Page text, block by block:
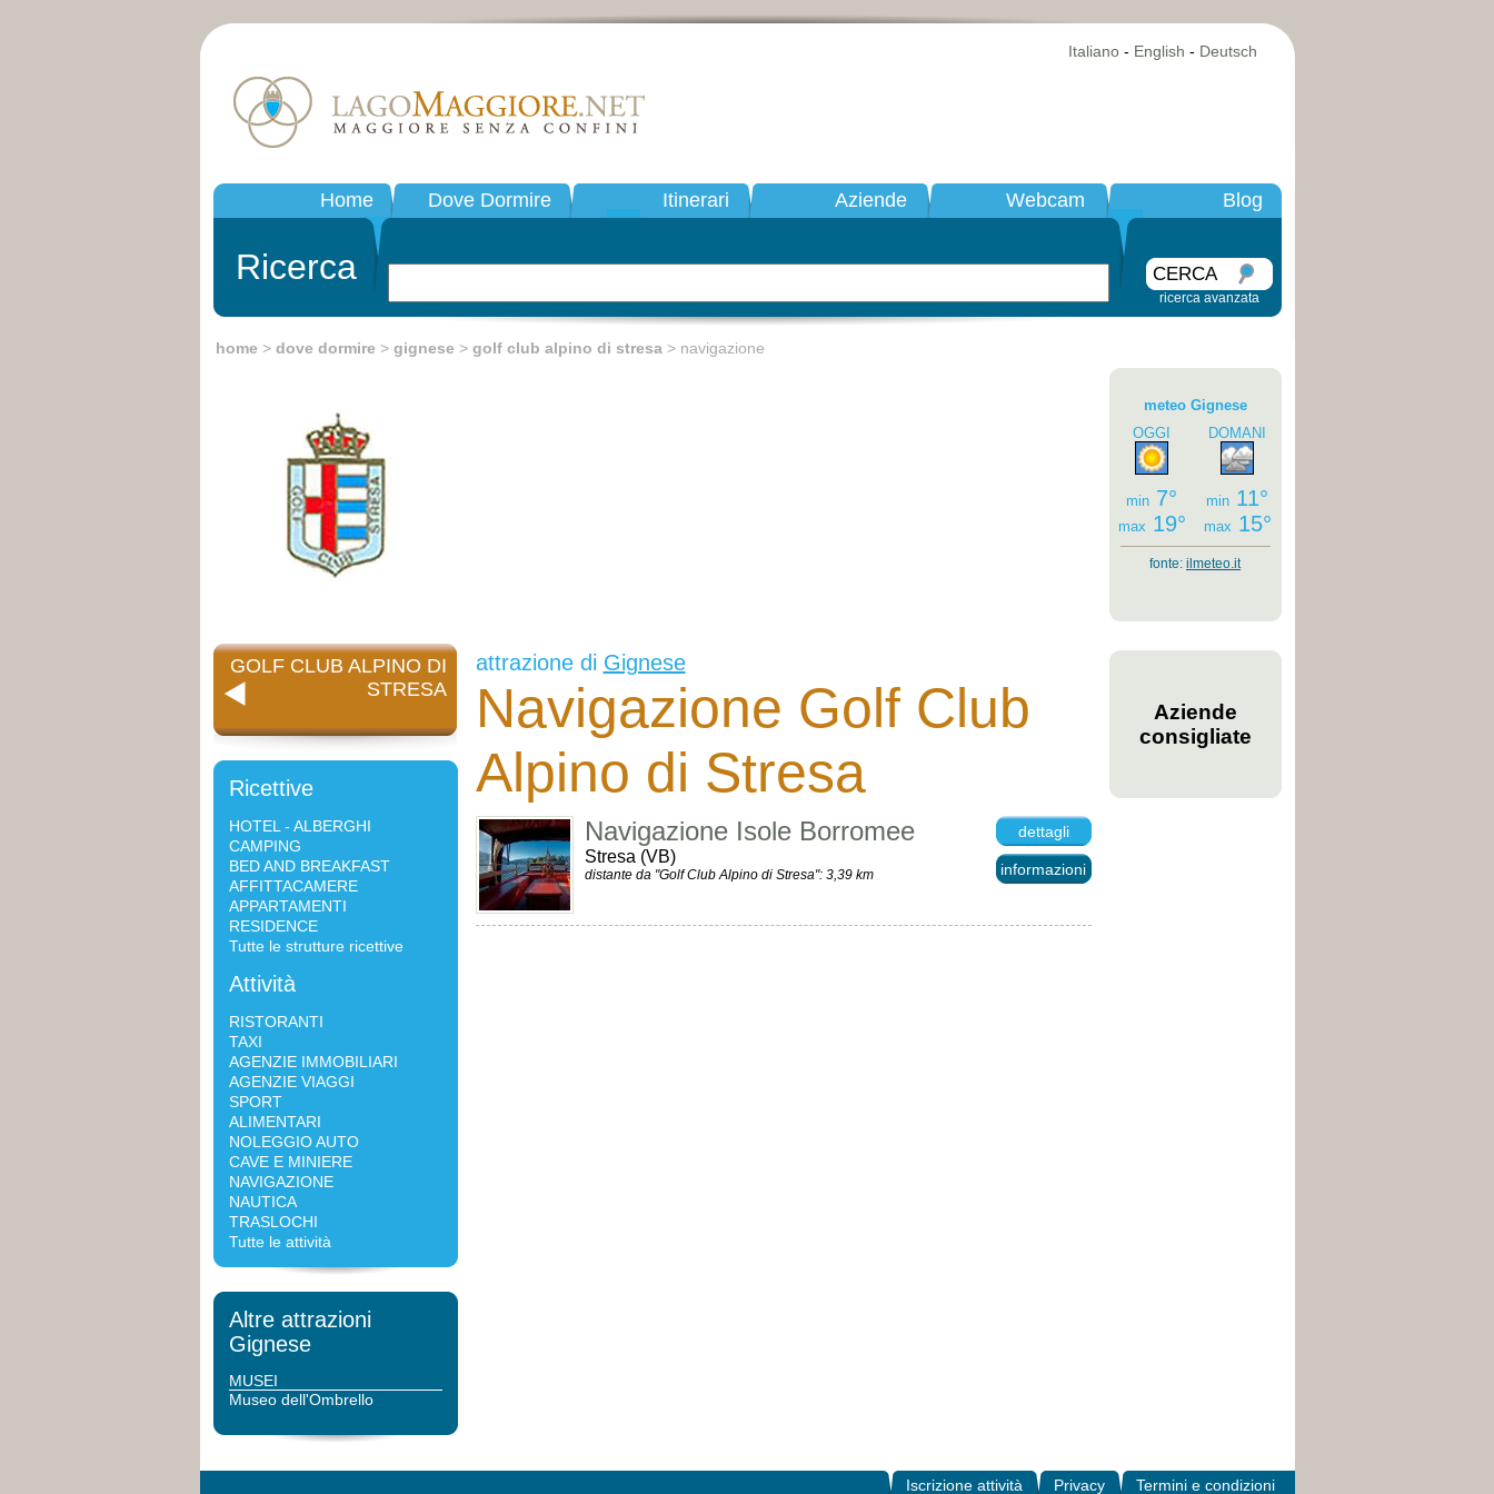
Italiano- English - Deutsch
Home Dove Dormire Itinerari Aziende Webcam Blog
Ricerca CERCA
ricerca avanzata
home > dove dormire > gignese > golf club alpino di stresa > navigazione
GOLF CLUB ALPINO DI
STRESA
Ricettive
HOTEL - ALBERGHI
CAMPING
BED AND BREAKFAST
AFFITTACAMERE
APPARTAMENTI
RESIDENCE
Tutte le strutture ricettive
Attività
RISTORANTI
TAXI
AGENZIE IMMOBILIARI
AGENZIE VIAGGI
SPORT
ALIMENTARI
NOLEGGIO AUTO
CAVE E MINIERE
NAVIGAZIONE
NAUTICA
TRASLOCHI
Tutte le attività
Altre attrazioni
Gignese
MUSEI
Museo dell'Ombrello
meteo Gignese
OGGI
min 7°
max 19°
DOMANI
min 11°
max 15°
fonte: ilmeteo.it
attrazione di Gignese
Navigazione Golf Club
Alpino di Stresa
dettagli
informazioni
Navigazione Isole Borromee
Stresa (VB)
distante da "Golf Club Alpino di Stresa": 3,39 km
Aziende
consigliate
Iscrizione attività Privacy Termini e condizioni